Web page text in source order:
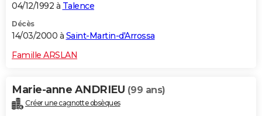
04/12/1992 à Talence
Décès
14/03/2000 à Saint-Martin-d'Arrossa
Famille ARSLAN
Marie-anne ANDRIEU (99 ans)
Créer une cagnotte obsèques